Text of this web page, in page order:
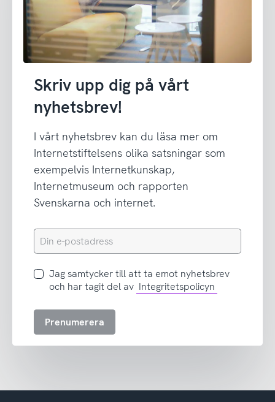
Skriv upp dig på vårt
nyhetsbrev!
I vårt nyhetsbrev kan du läsa mer om
Internetstiftelsens olika satsningar som
exempelvis Internetkunskap,
Internetmuseum och rapporten
Svenskarna och internet.
Din
e-
Jag
samtycker
att
Jag samtycker till att ta emot nyhetsbrev
och har tagit del av Integritetspolicyn
Prenumerera